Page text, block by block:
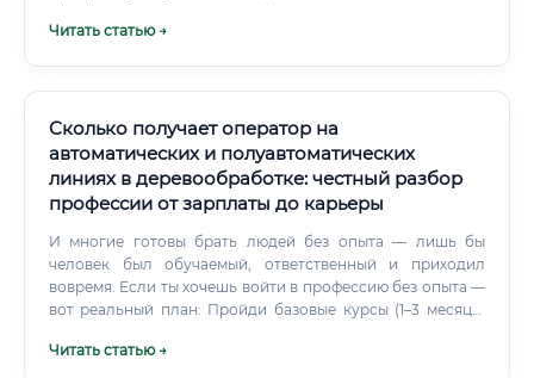
работе с ГИС, БПЛА и специализированным ПО.
Читать статью →
Сколько получает оператор на
автоматических и полуавтоматических
линиях в деревообработке: честный разбор
профессии от зарплаты до карьеры
И многие готовы брать людей без опыта — лишь бы
человек был обучаемый, ответственный и приходил
вовремя. Если ты хочешь войти в профессию без опыта —
вот реальный план: Пройди базовые курсы (1–3 месяца)
«обучение» или «стажировка» Не бойся первые 3–6
Читать статью →